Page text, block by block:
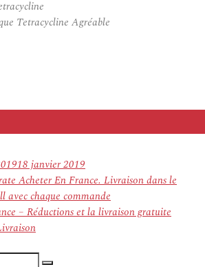
Tetracycline Agréable
18 janvier 2019
Acheter En France. Livraison dans le
avec chaque commande
– Réductions et la livraison gratuite